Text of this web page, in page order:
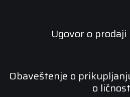
Ugovor o
Obaveštenje o
o